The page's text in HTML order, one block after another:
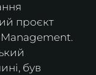
проєкт
був